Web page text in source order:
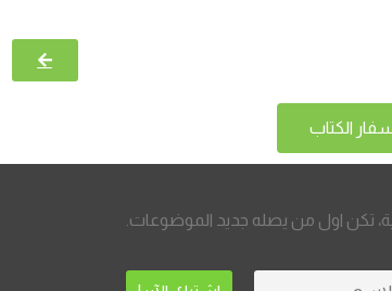
الكتاب
تكن اول من يصله جديد الموضوعات.